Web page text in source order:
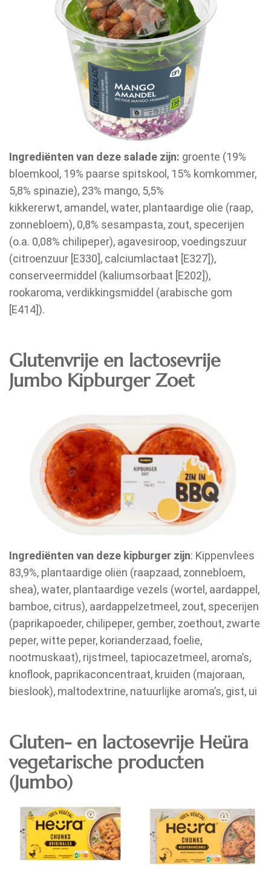
Ingrediënten van deze salade zijn: groente (19%
bloemkool, 19% paarse spitskool, 15% komkommer,
5,8% spinazie), 23% mango, 5,5%
kikkererwt, amandel, water, plantaardige olie (raap,
zonnebloem), 0,8% sesampasta, zout, specerijen
(o.a. 0,08% chilipeper), agavesiroop, voedingszuur
(citroenzuur [E330], calciumlactaat [E327]),
conserveermiddel (kaliumsorbaat [E202]),
rookaroma, verdikkingsmiddel (arabische gom
[E414]).
Glutenvrije en lactosevrije
Jumbo Kipburger Zoet
Ingrediënten van deze kipburger zijn: Kippenvlees
83,9%, plantaardige oliën (raapzaad, zonnebloem,
shea), water, plantaardige vezels (wortel, aardappel,
bamboe, citrus), aardappelzetmeel, zout, specerijen
(paprikapoeder, chilipeper, gember, zoethout, zwarte
peper, witte peper, korianderzaad, foelie,
nootmuskaat), rijstmeel, tapiocazetmeel, aroma’s,
knoflook, paprikaconcentraat, kruiden (majoraan,
bieslook), maltodextrine, natuurlijke aroma’s, gist, ui
Gluten- en lactosevrije Heüra
vegetarische producten
(Jumbo)